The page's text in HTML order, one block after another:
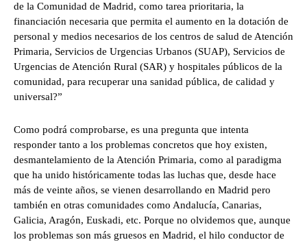
de la Comunidad de Madrid, como tarea prioritaria, la
financiación necesaria que permita el aumento en la dotación de
personal y medios necesarios de los centros de salud de Atención
Primaria, Servicios de Urgencias Urbanos (SUAP), Servicios de
Urgencias de Atención Rural (SAR) y hospitales públicos de la
comunidad, para recuperar una sanidad pública, de calidad y
universal?”
Como podrá comprobarse, es una pregunta que intenta
responder tanto a los problemas concretos que hoy existen,
desmantelamiento de la Atención Primaria, como al paradigma
que ha unido históricamente todas las luchas que, desde hace
más de veinte años, se vienen desarrollando en Madrid pero
también en otras comunidades como Andalucía, Canarias,
Galicia, Aragón, Euskadi, etc. Porque no olvidemos que, aunque
los problemas son más gruesos en Madrid, el hilo conductor de